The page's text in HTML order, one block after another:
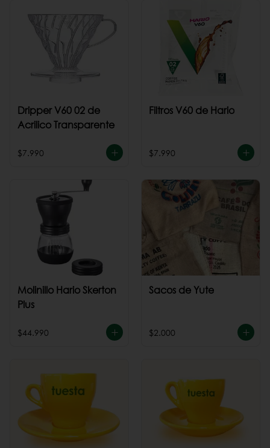
Dripper V60 02 de
Acrilico Transparente
$7.990
Filtros V60 de Hario
$7.990
Molinillo Hario Skerton
Plus
$44.990
Sacos de Yute
$2.000